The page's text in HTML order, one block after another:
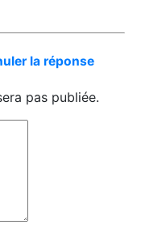
la réponse
pas publiée.